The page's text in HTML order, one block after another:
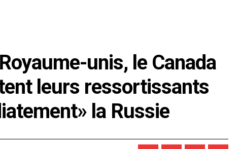
unis, le Canada
leurs ressortissants
la Russie